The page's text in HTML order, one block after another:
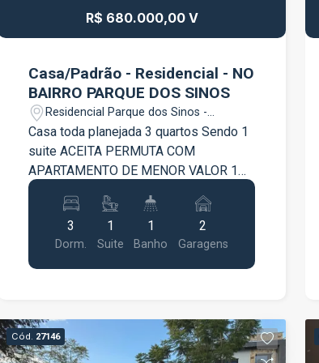
R$ 680.000,00 V
Casa/Padrão - Residencial - NO
BAIRRO PARQUE DOS SINOS
Residencial Parque dos Sinos -
Jacareí/SP
Casa toda planejada 3 quartos Sendo 1
suite ACEITA PERMUTA COM
APARTAMENTO DE MENOR VALOR 1
jacuzzi no fundo Garagem fechada
Ambiente aberto Jardim de inverno No
parque dos sinos
3
Dorm.
1
Suite
1
Banho
2
Garagens
Cód. 27146